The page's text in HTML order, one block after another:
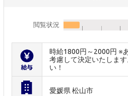
閲覧状況
時給1800円～2000円 ※
考慮して決定いたしま
い！
愛媛県 松山市